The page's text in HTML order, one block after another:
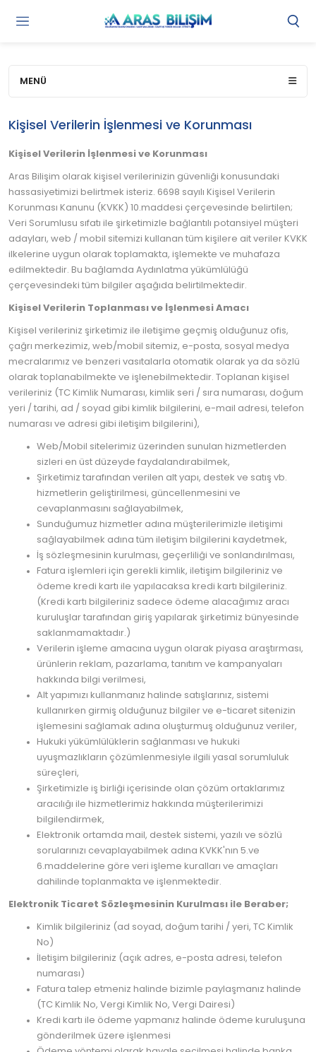
MENÜ
Kişisel Verilerin İşlenmesi ve Korunması
Kişisel Verilerin İşlenmesi ve Korunması
Aras Bilişim olarak kişisel verilerinizin güvenliği konusundaki
hassasiyetimizi belirtmek isteriz. 6698 sayılı Kişisel Verilerin
Korunması Kanunu (KVKK) 10.maddesi çerçevesinde belirtilen;
Veri Sorumlusu sıfatı ile şirketimizle bağlantılı potansiyel müşteri
adayları, web / mobil sitemizi kullanan tüm kişilere ait veriler KVKK
ilkelerine uygun olarak toplamakta, işlemekte ve muhafaza
edilmektedir. Bu bağlamda Aydınlatma yükümlülüğü
çerçevesindeki tüm bilgiler aşağıda belirtilmektedir.
Kişisel Verilerin Toplanması ve İşlenmesi Amacı
Kişisel verileriniz şirketimiz ile iletişime geçmiş olduğunuz ofis,
çağrı merkezimiz, web/mobil sitemiz, e-posta, sosyal medya
mecralarımız ve benzeri vasıtalarla otomatik olarak ya da sözlü
olarak toplanabilmekte ve işlenebilmektedir. Toplanan kişisel
verileriniz (TC Kimlik Numarası, kimlik seri / sıra numarası, doğum
yeri / tarihi, ad / soyad gibi kimlik bilgilerini, e-mail adresi, telefon
numarası ve adresi gibi iletişim bilgilerini),
Web/Mobil sitelerimiz üzerinden sunulan hizmetlerden
sizleri en üst düzeyde faydalandırabilmek,
Şirketimiz tarafından verilen alt yapı, destek ve satış vb.
hizmetlerin geliştirilmesi, güncellenmesini ve
cevaplanmasını sağlayabilmek,
Sunduğumuz hizmetler adına müşterilerimizle iletişimi
sağlayabilmek adına tüm iletişim bilgilerini kaydetmek,
İş sözleşmesinin kurulması, geçerliliği ve sonlandırılması,
Fatura işlemleri için gerekli kimlik, iletişim bilgileriniz ve
ödeme kredi kartı ile yapılacaksa kredi kartı bilgileriniz.
(Kredi kartı bilgileriniz sadece ödeme alacağımız aracı
kuruluşlar tarafından giriş yapılarak şirketimiz bünyesinde
saklanmamaktadır.)
Verilerin işleme amacına uygun olarak piyasa araştırması,
ürünlerin reklam, pazarlama, tanıtım ve kampanyaları
hakkında bilgi verilmesi,
Alt yapımızı kullanmanız halinde satışlarınız, sistemi
kullanırken girmiş olduğunuz bilgiler ve e-ticaret sitenizin
işlemesini sağlamak adına oluşturmuş olduğunuz veriler,
Hukuki yükümlülüklerin sağlanması ve hukuki
uyuşmazlıkların çözümlenmesiyle ilgili yasal sorumluluk
süreçleri,
Şirketimizle iş birliği içerisinde olan çözüm ortaklarımız
aracılığı ile hizmetlerimiz hakkında müşterilerimizi
bilgilendirmek,
Elektronik ortamda mail, destek sistemi, yazılı ve sözlü
sorularınızı cevaplayabilmek adına KVKK'nın 5.ve
6.maddelerine göre veri işleme kuralları ve amaçları
dahilinde toplanmakta ve işlenmektedir.
Elektronik Ticaret Sözleşmesinin Kurulması ile Beraber;
Kimlik bilgileriniz (ad soyad, doğum tarihi / yeri, TC Kimlik
No)
İletişim bilgileriniz (açık adres, e-posta adresi, telefon
numarası)
Fatura talep etmeniz halinde bizimle paylaşmanız halinde
(TC Kimlik No, Vergi Kimlik No, Vergi Dairesi)
Kredi kartı ile ödeme yapmanız halinde ödeme kuruluşuna
gönderilmek üzere işlenmesi